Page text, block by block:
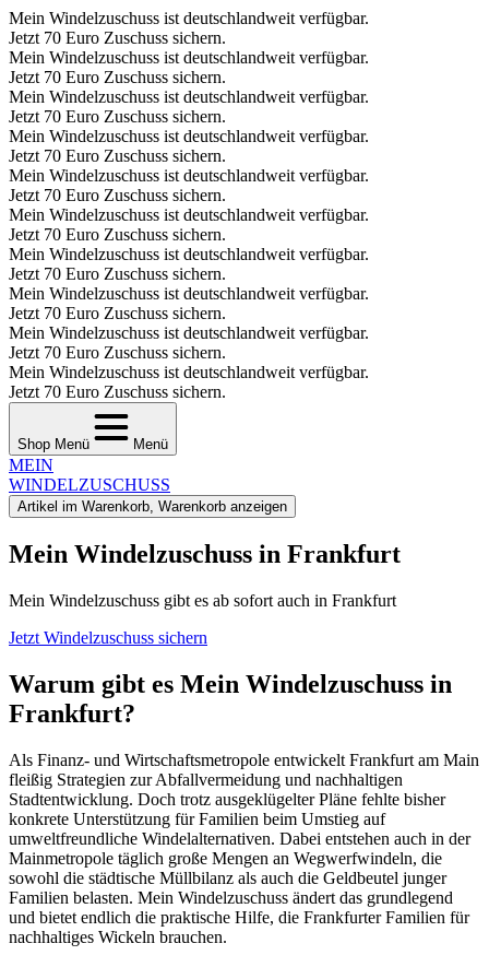
Mein Windelzuschuss ist deutschlandweit verfügbar.
Jetzt 70 Euro Zuschuss sichern.
Mein Windelzuschuss ist deutschlandweit verfügbar.
Jetzt 70 Euro Zuschuss sichern.
Mein Windelzuschuss ist deutschlandweit verfügbar.
Jetzt 70 Euro Zuschuss sichern.
Mein Windelzuschuss ist deutschlandweit verfügbar.
Jetzt 70 Euro Zuschuss sichern.
Mein Windelzuschuss ist deutschlandweit verfügbar.
Jetzt 70 Euro Zuschuss sichern.
Mein Windelzuschuss ist deutschlandweit verfügbar.
Jetzt 70 Euro Zuschuss sichern.
Mein Windelzuschuss ist deutschlandweit verfügbar.
Jetzt 70 Euro Zuschuss sichern.
Mein Windelzuschuss ist deutschlandweit verfügbar.
Jetzt 70 Euro Zuschuss sichern.
Mein Windelzuschuss ist deutschlandweit verfügbar.
Jetzt 70 Euro Zuschuss sichern.
Mein Windelzuschuss ist deutschlandweit verfügbar.
Jetzt 70 Euro Zuschuss sichern.
Shop Menü Menü
MEIN
WINDEL­ZUSCHUSS
Artikel im Warenkorb, Warenkorb anzeigen
Mein Windel­zuschuss in Frankfurt
Mein Windelzuschuss gibt es ab sofort auch in Frankfurt
Jetzt Windelzuschuss sichern
Warum gibt es Mein Windelzuschuss in
Frankfurt?
Als Finanz- und Wirtschaftsmetropole entwickelt Frankfurt am Main
fleißig Strategien zur Abfallvermeidung und nachhaltigen
Stadtentwicklung. Doch trotz ausgeklügelter Pläne fehlte bisher
konkrete Unterstützung für Familien beim Umstieg auf
umweltfreundliche Windelalternativen. Dabei entstehen auch in der
Mainmetropole täglich große Mengen an Wegwerfwindeln, die
sowohl die städtische Müllbilanz als auch die Geldbeutel junger
Familien belasten. Mein Windelzuschuss ändert das grundlegend
und bietet endlich die praktische Hilfe, die Frankfurter Familien für
nachhaltiges Wickeln brauchen.